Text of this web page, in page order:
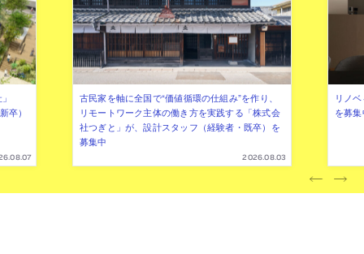
卒）
古民家を軸に全国で“価値循環の仕組み”を作り、
リモートワーク主体の働き方を実践する「株式会
社つぎと」が、設計スタッフ（経験者・既卒）を
募集中
2026.08.03
リノ
を募